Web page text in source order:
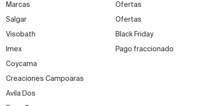
Marcas
Salgar
Visobath
Imex
Coycama
Creaciones Campoaras
Avila Dos
Ofertas
Ofertas
Black Friday
Pago fraccionado